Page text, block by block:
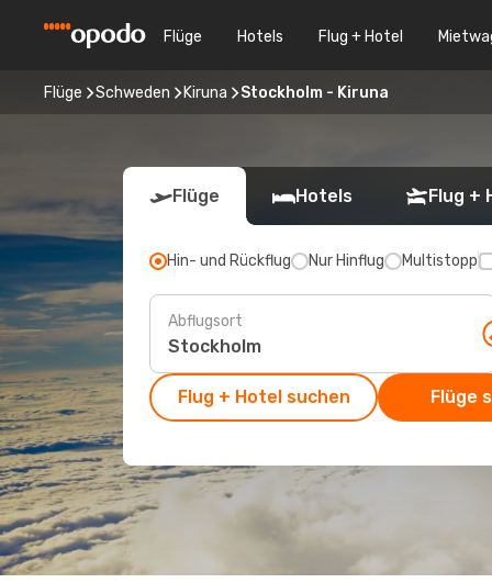
Flüge Hotels Flug + Hotel
Flüge Schweden Kiruna Stockholm - Kiruna
Flüge Hotels Flug +
Hin- und Rückflug Nur Hinflug Multistopp
Abflugsort
Flug + Hotel suchen Flüge